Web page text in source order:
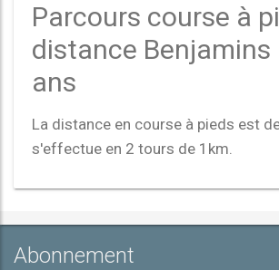
Parcours course à
distance Benjamins
ans
La distance en course à pieds est
s'effectue en 2 tours de 1km.
Abonnement